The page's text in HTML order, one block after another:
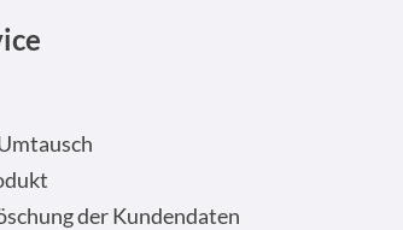
der Kundendaten